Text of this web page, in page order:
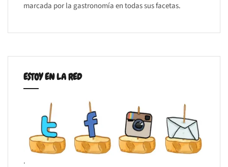
marcada por la gastronomía en todas sus facetas.
ESTOY EN LA RED
.